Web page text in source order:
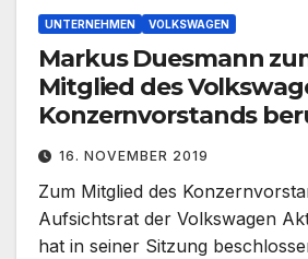
UNTERNEHMEN VOLKSWAGEN
Markus Duesmann
Mitglied des
Konzernvorstands
16. NOVEMBER 2019
Zum Mitglied des
Aufsichtsrat der Volkswagen
hat in seiner Sitzung